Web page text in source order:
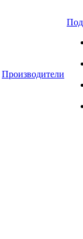
Производители